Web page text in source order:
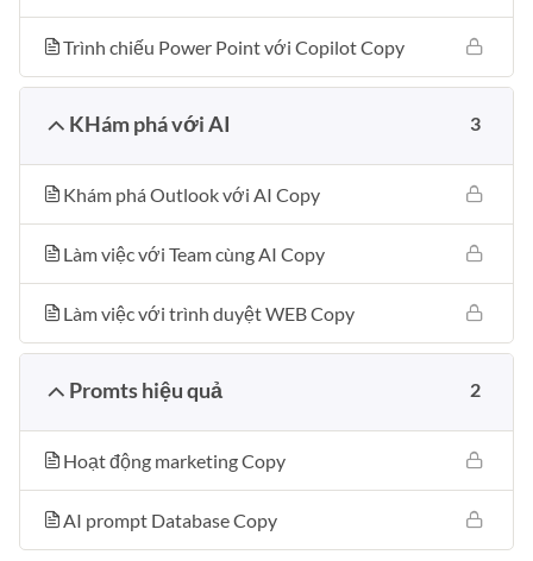
Trình chiếu Power Point với Copilot Copy
KHám phá với AI 3
Khám phá Outlook với AI Copy
Làm việc với Team cùng AI Copy
Làm việc với trình duyệt WEB Copy
Promts hiệu quả 2
Hoạt động marketing Copy
AI prompt Database Copy